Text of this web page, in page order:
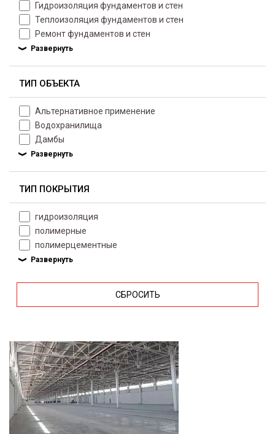
Гидроизоляция фундаментов и стен
Теплоизоляция фундаментов и стен
Ремонт фундаментов и стен
ТИП ОБЪЕКТА
Альтернативное применение
Водохранилища
Дамбы
ТИП ПОКРЫТИЯ
гидроизоляция
полимерные
полимерцементные
СБРОСИТЬ